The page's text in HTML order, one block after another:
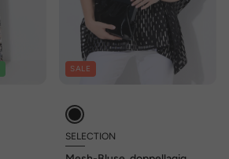
SALE
SELECTION